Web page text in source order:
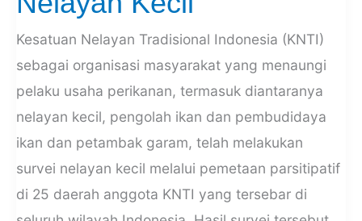
Kesatuan Nelayan Tradisional Indonesia (KNTI)
sebagai organisasi masyarakat yang menaungi
pelaku usaha perikanan, termasuk diantaranya
nelayan kecil, pengolah ikan dan pembudidaya
ikan dan petambak garam, telah melakukan
survei nelayan kecil melalui pemetaan parsitipatif
di 25 daerah anggota KNTI yang tersebar di
Ketersediaan
BBM
bagi
Nelayan
Kecil